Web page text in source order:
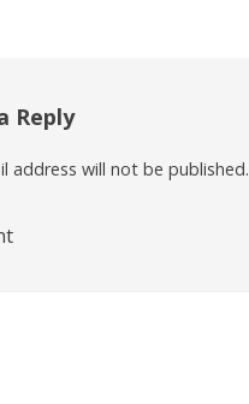
Reply
address will not be published.